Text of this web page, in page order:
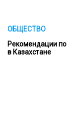
ОБЩЕСТВО
Рекомендации по
в Казахстане